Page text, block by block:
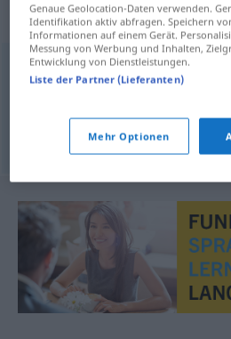
Synonyme für
heben,anheben,wuchten,
© OpenThesaurus.de
Genaue Geolocation-Daten verwenden.
Identifikation aktiv abfragen. Speichern
Informationen auf einem Gerät.
Messung von Werbung und Inhalten,
Entwicklung von Dienstleistungen.
Liste der Partner (Lieferanten)
Mehr Optionen